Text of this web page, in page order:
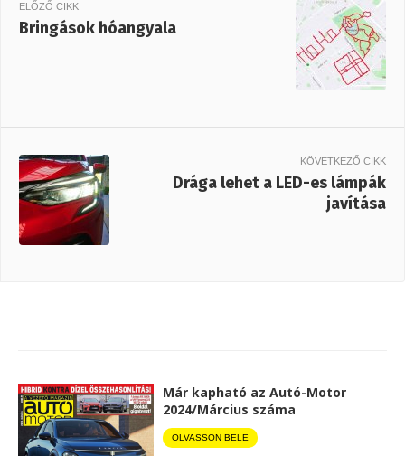
ELŐZŐ CIKK
Bringások hóangyala
KÖVETKEZŐ CIKK
Drága lehet a LED-es lámpák
javítása
Már kapható az Autó-Motor
2024/Március száma
OLVASSON BELE